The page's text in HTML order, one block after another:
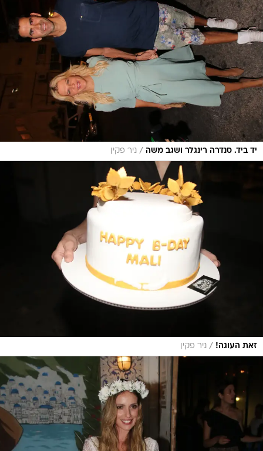
יד ביד. סנדרה רינגלר ושגב משה / ניר פקין
זאת העוגה! / ניר פקין